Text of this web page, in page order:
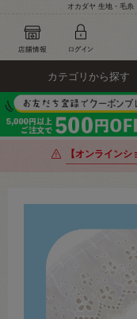
オカダヤ 生地・毛糸
カテゴリから探す
【オンライン